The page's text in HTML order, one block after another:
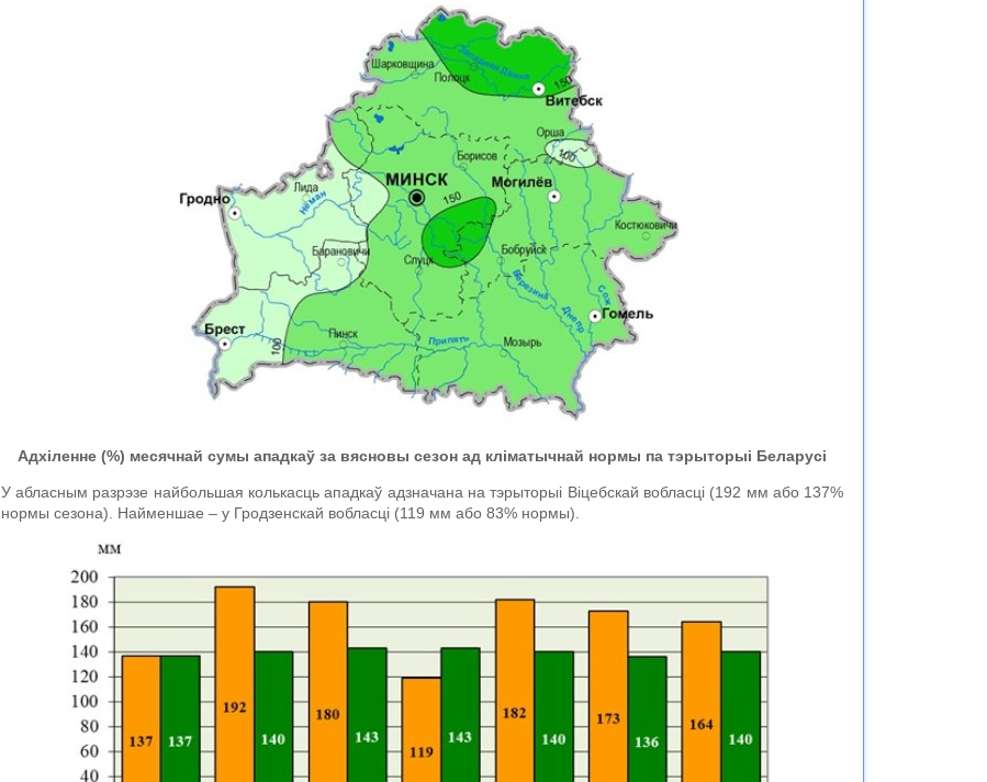
Адхіленне (%) месячнай сумы ападкаў за вясновы сезон ад кліматычнай нормы па тэрыторыі Беларусі
У абласным разрэзе найбольшая колькасць ападкаў адзначана на тэрыторыі Віцебскай вобласці (192 мм або 137%
нормы сезона). Найменшае – у Гродзенскай вобласці (119 мм або 83% нормы).